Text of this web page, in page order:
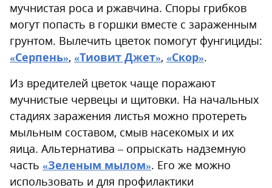
мучнистая роса и ржавчина. Споры грибков
могут попасть в горшки вместе с зараженным
грунтом. Вылечить цветок помогут фунгициды:
«Серпень», «Тиовит Джет», «Скор».
Из вредителей цветок чаще поражают
мучнистые червецы и щитовки. На начальных
стадиях заражения листья можно протереть
мыльным составом, смыв насекомых и их
яица. Альтернатива – опрыскать надземную
часть «Зеленым мылом». Его же можно
использовать и для профилактики